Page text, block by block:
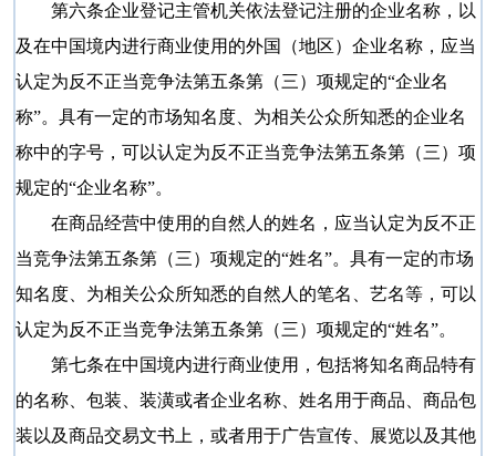
第六条企业登记主管机关依法登记注册的企业名称，以
及在中国境内进行商业使用的外国（地区）企业名称，应当
认定为反不正当竞争法第五条第（三）项规定的“企业名
称”。具有一定的市场知名度、为相关公众所知悉的企业名
称中的字号，可以认定为反不正当竞争法第五条第（三）项
规定的“企业名称”。
在商品经营中使用的自然人的姓名，应当认定为反不正
当竞争法第五条第（三）项规定的“姓名”。具有一定的市场
知名度、为相关公众所知悉的自然人的笔名、艺名等，可以
认定为反不正当竞争法第五条第（三）项规定的“姓名”。
第七条在中国境内进行商业使用，包括将知名商品特有
的名称、包装、装潢或者企业名称、姓名用于商品、商品包
装以及商品交易文书上，或者用于广告宣传、展览以及其他